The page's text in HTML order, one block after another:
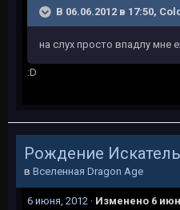
В 06.06.2012 в 17:50,
на слух просто впадлу мне
:D
в Вселенная Dragon Age
6 июня, 2012 · Изменено 6